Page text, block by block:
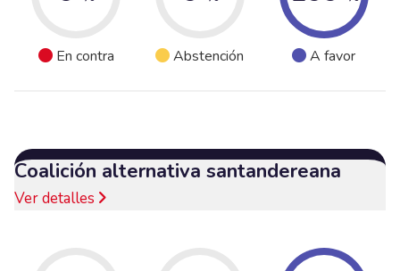
En contra Abstención A favor
Coalición alternativa santandereana
Ver detalles